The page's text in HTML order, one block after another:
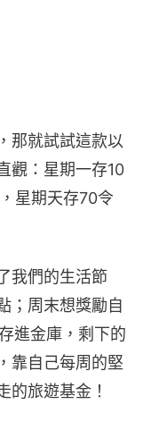
那就試試這款以
觀：星期一存10
星期天存70令
我們的生活節
；周末想獎勵自
進金庫，剩下的
靠自己每周的堅
的旅遊基金！